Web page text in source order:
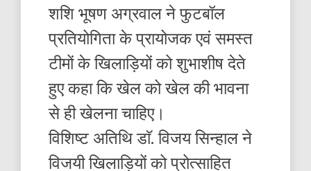
शशि भूषण अग्रवाल ने फुटबॉल
प्रतियोगिता के प्रायोजक एवं समस्त
टीमों के खिलाड़ियों को शुभाशीष देते
हुए कहा कि खेल को खेल की भावना
से ही खेलना चाहिए।
विशिष्ट अतिथि डाॅ. विजय सिन्हाल ने
विजयी खिलाड़ियों को प्रोत्साहित